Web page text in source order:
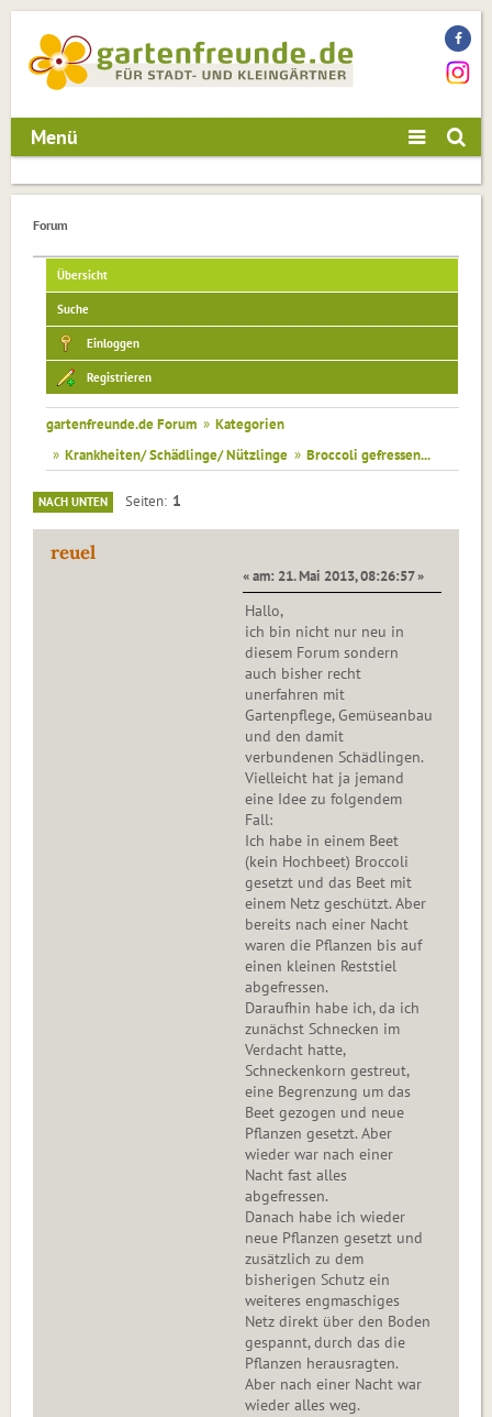
Menü
Forum
Übersicht
Suche
Einloggen
Registrieren
gartenfreunde.de Forum » Kategorien
» Krankheiten/ Schädlinge/ Nützlinge » Broccoli gefressen...
NACH UNTEN Seiten 1
reuel
« am: 21. Mai 2013, 08:26:57 »
Hallo,
ich bin nicht nur neu in
diesem Forum sondern
auch bisher recht
unerfahren mit
Gartenpflege, Gemüseanbau
und den damit
verbundenen Schädlingen.
Vielleicht hat ja jemand
eine Idee zu folgendem
Fall:
Ich habe in einem Beet
(kein Hochbeet) Broccoli
gesetzt und das Beet mit
einem Netz geschützt. Aber
bereits nach einer Nacht
waren die Pflanzen bis auf
einen kleinen Reststiel
abgefressen.
Daraufhin habe ich, da ich
zunächst Schnecken im
Verdacht hatte,
Schneckenkorn gestreut,
eine Begrenzung um das
Beet gezogen und neue
Pflanzen gesetzt. Aber
wieder war nach einer
Nacht fast alles
abgefressen.
Danach habe ich wieder
neue Pflanzen gesetzt und
zusätzlich zu dem
bisherigen Schutz ein
weiteres engmaschiges
Netz direkt über den Boden
gespannt, durch das die
Pflanzen herausragten.
Aber nach einer Nacht war
wieder alles weg.